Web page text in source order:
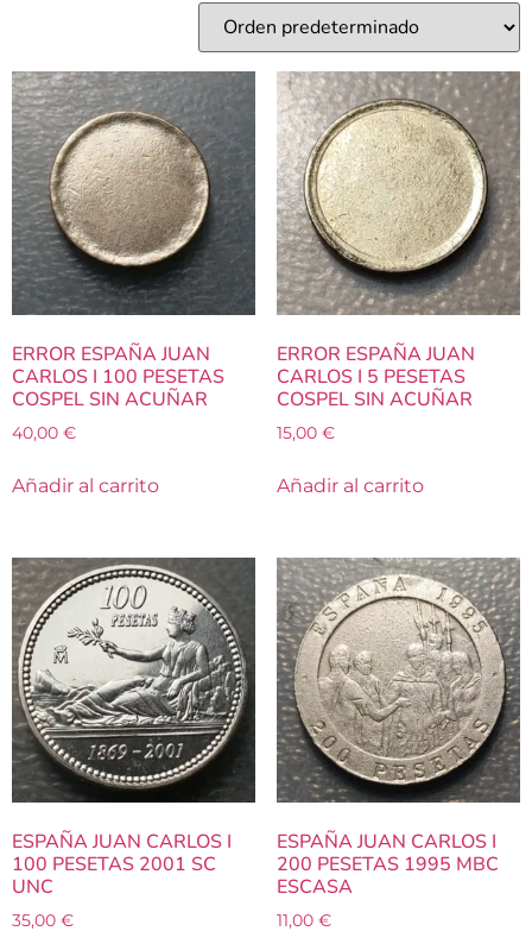
ERROR ESPAÑA JUAN
CARLOS I 100 PESETAS
COSPEL SIN ACUÑAR
40,00 €
Añadir al carrito
ERROR ESPAÑA JUAN
CARLOS I 5 PESETAS
COSPEL SIN ACUÑAR
15,00 €
Añadir al carrito
ESPAÑA JUAN CARLOS I
100 PESETAS 2001 SC
UNC
35,00 €
ESPAÑA JUAN CARLOS I
200 PESETAS 1995 MBC
ESCASA
11,00 €